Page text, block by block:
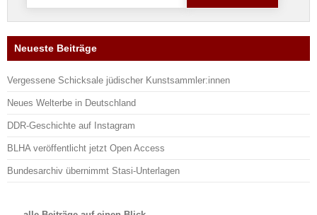
Neueste Beiträge
Vergessene Schicksale jüdischer Kunstsammler:innen
Neues Welterbe in Deutschland
DDR-Geschichte auf Instagram
BLHA veröffentlicht jetzt Open Access
Bundesarchiv übernimmt Stasi-Unterlagen